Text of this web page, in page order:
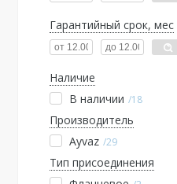
Гарантийный срок, мес
Наличие
В наличии
18
Производитель
Ayvaz 29
Тип присоединения